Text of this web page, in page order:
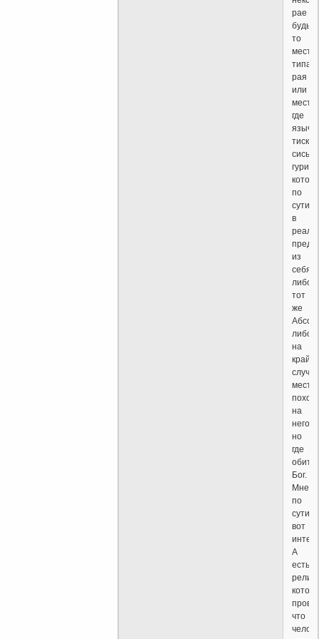
рае
будь
то
место
типа
рая
или
место
где
сиськи
гурий,
по
сути,
в
реале,
из
себя
либо
тот
же
либо
на
случай
место
на
него
но
где
Бог.
Мне
по
сути
вот
А
есть
что